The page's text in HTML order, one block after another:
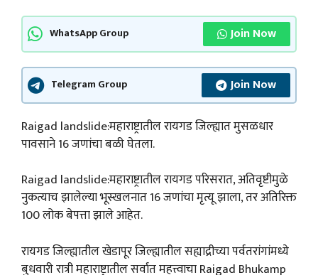
WhatsApp Group Join Now
Telegram Group Join Now
Raigad landslide:महाराष्ट्रातील रायगड जिल्ह्यात मुसळधार
पावसाने 16 जणांचा बळी घेतला.
Raigad landslide:महाराष्ट्रातील रायगड परिसरात, अतिवृष्टीमुळे
नुकत्याच झालेल्या भूस्खलनात 16 जणांचा मृत्यू झाला, तर अतिरिक्त
100 लोक बेपत्ता झाले आहेत.
रायगड जिल्ह्यातील खेडापूर जिल्ह्यातील सह्याद्रीच्या पर्वतरांगांमध्ये
बुधवारी रात्री महाराष्ट्रातील सर्वात महत्त्वाचा Raigad Bhukamp